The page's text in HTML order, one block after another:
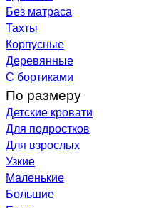
Без матраса
Тахты
Корпусные
Деревянные
С бортиками
По размеру
Детские кровати
Для подростков
Для взрослых
Узкие
Маленькие
Большие